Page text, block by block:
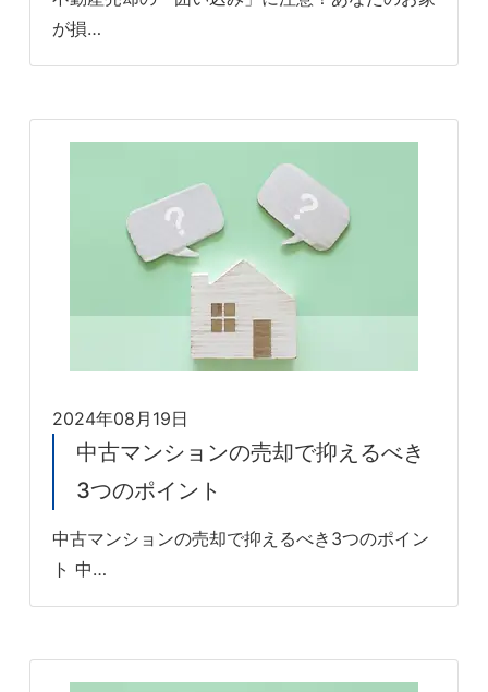
が損…
2024年08月19日
中古マンションの売却で抑えるべき
3つのポイント
中古マンションの売却で抑えるべき3つのポイン
ト 中…